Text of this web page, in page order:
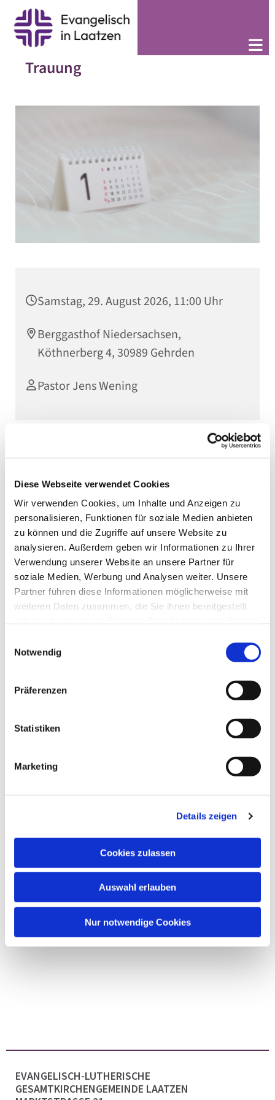
Diese Webseite verwendet Cookies
Wir verwenden Cookies, um Inhalte und Anzeigen zu
personalisieren, Funktionen für soziale Medien anbieten
zu können und die Zugriffe auf unsere Website zu
analysieren. Außerdem geben wir Informationen zu Ihrer
Verwendung unserer Website an unsere Partner für
soziale Medien, Werbung und Analysen weiter. Unsere
Partner führen diese Informationen möglicherweise mit
weiteren Daten zusammen, die Sie ihnen bereitgestellt
Notwendig
Präferenzen
Statistiken
Marketing
Details zeigen
Cookies zulassen
Auswahl erlauben
Nur notwendige Cookies
Trauung
Samstag, 29. August 2026, 11:00 Uhr
Berggasthof Niedersachsen,
Köthnerberg 4, 30989 Gehrden
Pastor Jens Wening
EVANGELISCH-LUTHERISCHE
GESAMTKIRCHENGEMEINDE LAATZEN